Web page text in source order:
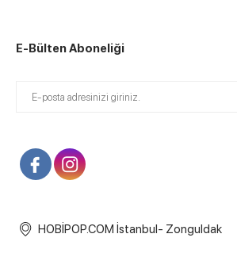
E-Bülten Aboneliği
HOBİPOP.COM İstanbul- Zonguldak